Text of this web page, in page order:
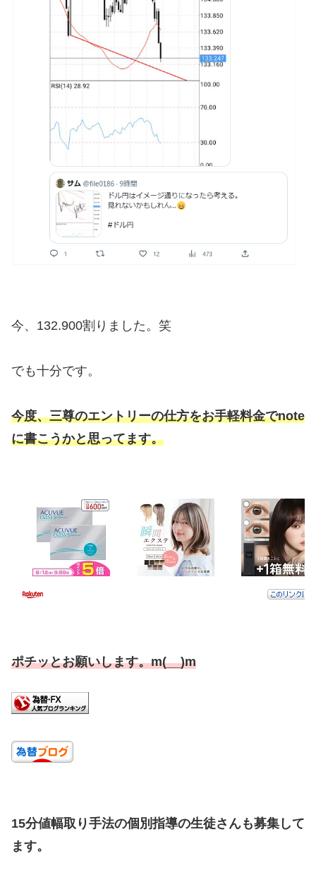
今、132.900割りました。笑
でも十分です。
今度、三尊のエントリーの仕方をお手軽料金でnote
に書こうかと思ってます。
ポチッとお願いします。m(__)m
15分値幅取り手法の個別指導の生徒さんも募集して
ます。